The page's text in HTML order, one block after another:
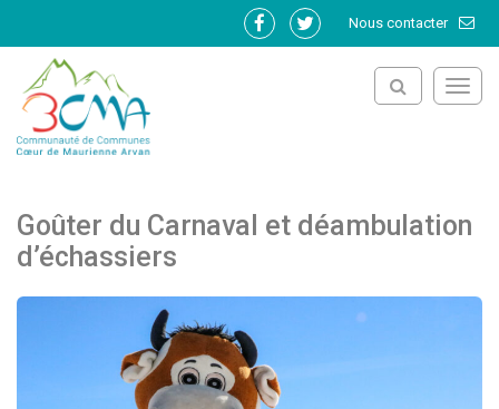
Nous contacter
Lien
Lien
Goûter du Carnaval et déambulation
d’échassiers